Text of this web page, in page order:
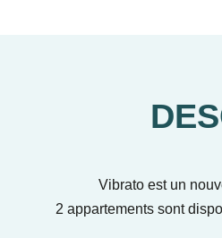
Vibrato est un
2 appartements sont